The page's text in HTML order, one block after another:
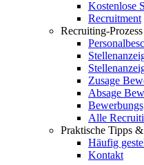
Kostenlose
Recruitment
Recruiting-
Zusage
Absage
Alle
Praktische Tipps
Häufig
Kontakt